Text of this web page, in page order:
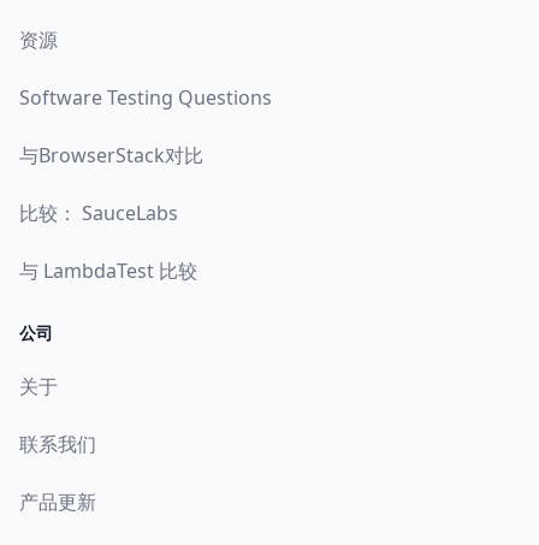
资源
Software Testing Questions
与BrowserStack对比
比较： SauceLabs
与 LambdaTest 比较
公司
关于
联系我们
产品更新